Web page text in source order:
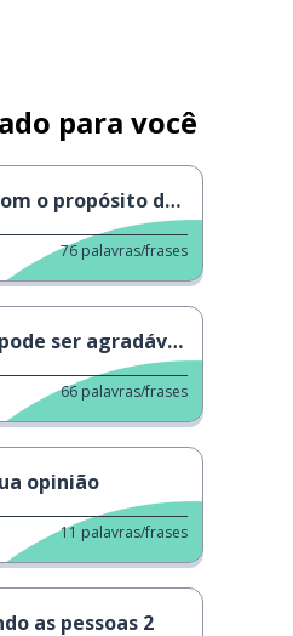
para você
o propósito da vida
76 palavras/frases
ser agradável ou não
66 palavras/frases
opinião
11 palavras/frases
as pessoas 2